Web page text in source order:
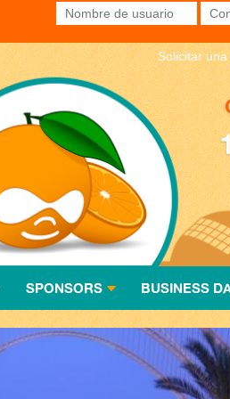
Nombre de usuario*
Solicitar
SPONSORS BUSINESS